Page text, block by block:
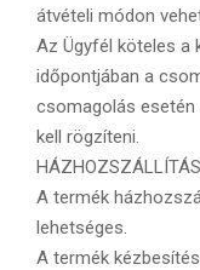
átvételi módon
Az Ügyfél köteles a
időpontjában a
csomagolás esetén
kell rögzíteni.
HÁZHOZSZÁLLÍTÁS
A termék
lehetséges.
A termék